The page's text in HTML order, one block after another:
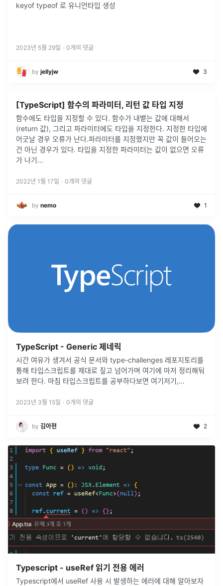
keyof typeof 로 유니언타입 생성
2023년 5월 29일 · 0개의 댓글
by jellyjw 3
[TypeScript] 함수의 파라미터, 리턴 값 타입 지정
함수에도 타입을 지정할 수 있다. 함수가 내뱉는 값에 대해서
(return 값), 그리고 파라미터에도 타입을 지정한다. 지정한 타입에
어긋날 경우 오류가 난다.파라미터를 지정했지만 꼭 값이 들어오는
건 아닌 경우가 있다. 타입을 지정한 파라미터는 값이 없으면 오류
가 나기...
2022년 1월 17일 · 0개의 댓글
by nemo 1
TypeScript - Generic 제네릭
시간 여유가 생겨서 공식 문서와 type-challenges 레포지토리를
통해 타입스크립트를 제대로 짚고 넘어가며 여기에 마저 정리해둬
보려 한다. 마침 타입스크립트를 공부하다보면 여기저기,
진 않았었다...
2023년 3월 15일 · 0개의 댓글
by 김아현 2
Typescript - useRef 읽기 전용 에러
Typescript에서 useRef 사용 시 발생하는 에러에 대해 알아보자